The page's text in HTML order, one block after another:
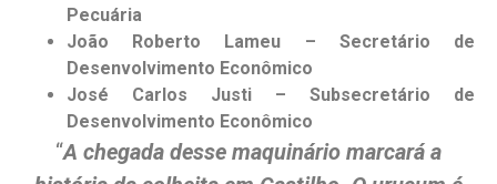
Pecuária
João Roberto Lameu – Secretário de
Desenvolvimento Econômico
José Carlos Justi – Subsecretário de
Desenvolvimento Econômico
“A chegada desse maquinário marcará a